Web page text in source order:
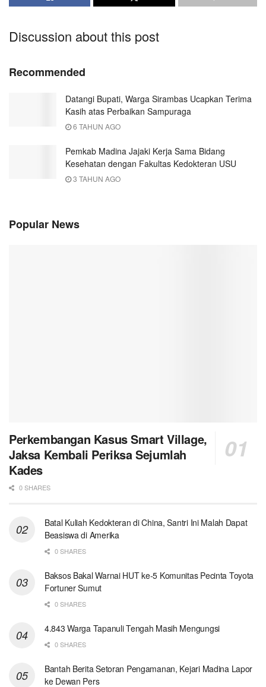
Discussion about this post
Recommended
Datangi Bupati, Warga Sirambas Ucapkan Terima
Kasih atas Perbaikan Sampuraga
6 TAHUN AGO
Pemkab Madina Jajaki Kerja Sama Bidang
Kesehatan dengan Fakultas Kedokteran USU
3 TAHUN AGO
Popular News
Perkembangan Kasus Smart Village,
Jaksa Kembali Periksa Sejumlah
Kades
0 SHARES
Batal Kuliah Kedokteran di China, Santri Ini Malah Dapat
Beasiswa di Amerika
0 SHARES
Baksos Bakal Warnai HUT ke-5 Komunitas Pecinta Toyota
Fortuner Sumut
0 SHARES
4.843 Warga Tapanuli Tengah Masih Mengungsi
0 SHARES
Bantah Berita Setoran Pengamanan, Kejari Madina Lapor
ke Dewan Pers